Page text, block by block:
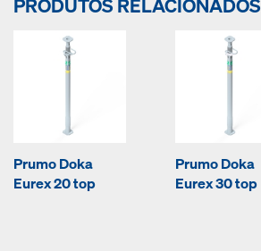
PRODUTOS RELACIONADOS
Prumo Doka
Eurex 20 top
Prumo Doka
Eurex 30 top